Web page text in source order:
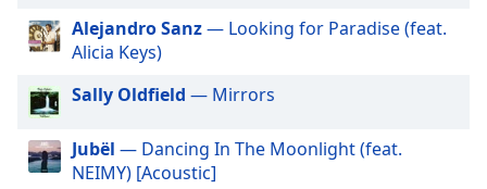
dialog
window.
Escape
cancel
and
Alejandro Sanz— Looking for Paradise (feat.
Alicia Keys)
Sally Oldfield — Mirrors
Jubël — Dancing In The Moonlight (feat.
NEIMY) [Acoustic]